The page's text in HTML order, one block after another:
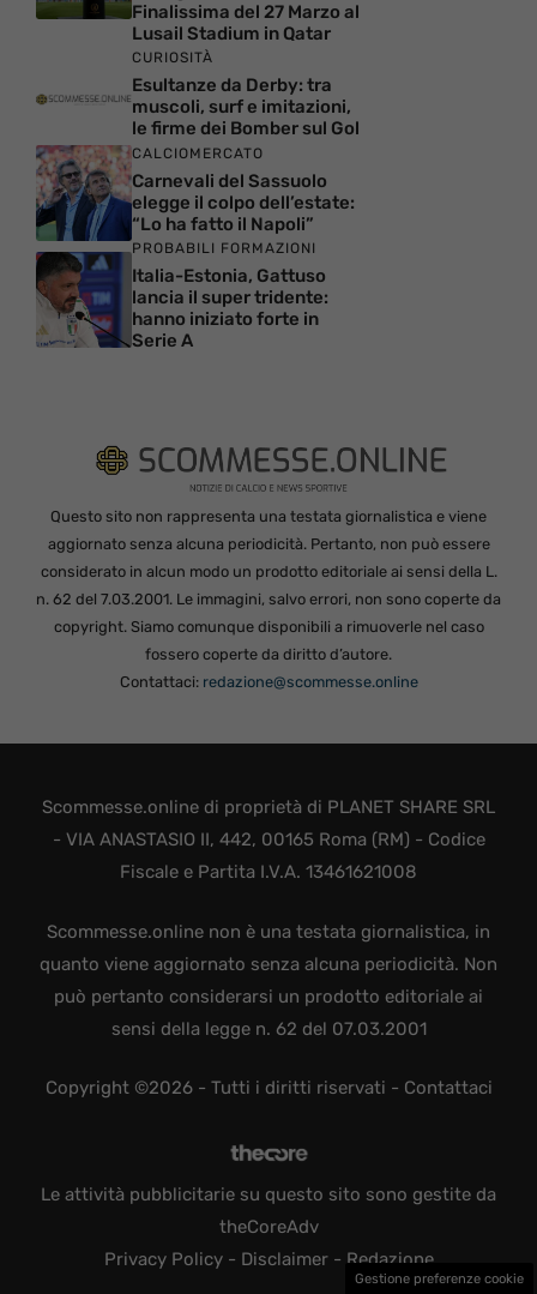
Finalissima del 27 Marzo al
Lusail Stadium in Qatar
CURIOSITÀ
Esultanze da Derby: tra
muscoli, surf e imitazioni,
le firme dei Bomber sul Gol
CALCIOMERCATO
Carnevali del Sassuolo
elegge il colpo dell’estate:
“Lo ha fatto il Napoli”
PROBABILI FORMAZIONI
Italia-Estonia, Gattuso
lancia il super tridente:
hanno iniziato forte in
Serie A
Questo sito non rappresenta una testata giornalistica e viene
aggiornato senza alcuna periodicità. Pertanto, non può essere
considerato in alcun modo un prodotto editoriale ai sensi della L.
n. 62 del 7.03.2001. Le immagini, salvo errori, non sono coperte da
copyright. Siamo comunque disponibili a rimuoverle nel caso
fossero coperte da diritto d’autore.
Contattaci: redazione@scommesse.online
Scommesse.online di proprietà di PLANET SHARE SRL
- VIA ANASTASIO II, 442, 00165 Roma (RM) - Codice
Fiscale e Partita I.V.A. 13461621008
Scommesse.online non è una testata giornalistica, in
quanto viene aggiornato senza alcuna periodicità. Non
può pertanto considerarsi un prodotto editoriale ai
sensi della legge n. 62 del 07.03.2001
Copyright ©2026 - Tutti i diritti riservati - Contattaci
Le attività pubblicitarie su questo sito sono gestite da
theCoreAdv
Privacy Policy- Disclaimer- Redazione
Gestione preferenze cookie